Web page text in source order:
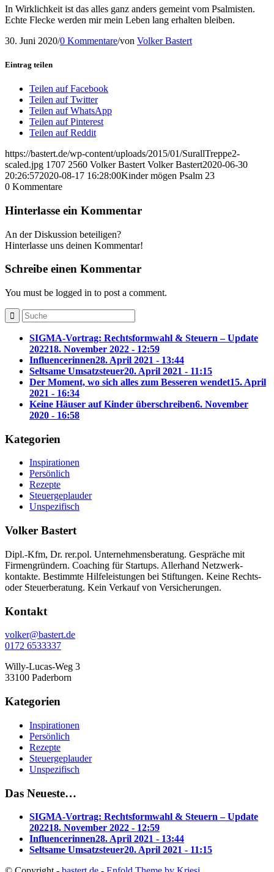
In Wirklichkeit ist das alles ganz anders gemeint vom Psalmisten.
Echte Flecke werden mir mein Leben lang erhalten bleiben.
30. Juni 2020/0 Kommentare/von Volker Bastert
Eintrag teilen
Teilen auf Facebook
Teilen auf Twitter
Teilen auf WhatsApp
Teilen auf Pinterest
Teilen auf Reddit
https://bastert.de/wp-content/uploads/2015/01/SurallTreppe2-
scaled.jpg 1707 2560 Volker Bastert Volker Bastert2020-06-30
20:26:572020-08-17 16:28:00Kinder mögen Psalm 23
0 Kommentare
Hinterlasse ein Kommentar
An der Diskussion beteiligen?
Hinterlasse uns deinen Kommentar!
Schreibe einen Kommentar
You must be logged in to post a comment.
SIGMA-Vortrag: Rechtsformwahl & Steuern – Update
202218. November 2022 - 12:59
Influencerinnen28. April 2021 - 13:44
Seltsame Umsatzsteuer20. April 2021 - 11:15
Der Moment, wo sich alles zum Besseren wendet15. April
2021 - 16:34
Keine Häuser auf Kinder überschreiben6. November
2020 - 16:58
Kategorien
Inspirationen
Persönlich
Rezepte
Steuergeplauder
Unspezifisch
Volker Bastert
Dipl.-Kfm, Dr. rer.pol. Unter­nehmens­beratung. Gespräche mit
Firmen­gründern. Coaching für Startups. Allerhand Netz­werk­
kontakte. Bestimmte Hilfe­leistungen bei Stiftungen. Keine Rechts-
oder Steuer­beratung. Kein Verkauf von Versicherungen.
Kontakt
volker@bastert.de
0172 6533337‬
Willy-Lucas-Weg 3
33100 Paderborn
Kategorien
Inspirationen
Persönlich
Rezepte
Steuergeplauder
Unspezifisch
Das Neueste…
SIGMA-Vortrag: Rechtsformwahl & Steuern – Update
202218. November 2022 - 12:59
Influencerinnen28. April 2021 - 13:44
Seltsame Umsatzsteuer20. April 2021 - 11:15